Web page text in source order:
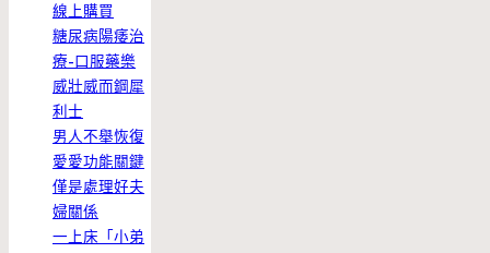
線上購買
糖尿病陽痿治
療-口服藥樂
威壯威而鋼犀
利士
男人不舉恢復
愛愛功能關鍵
僅是處理好夫
婦關係
一上床「小弟